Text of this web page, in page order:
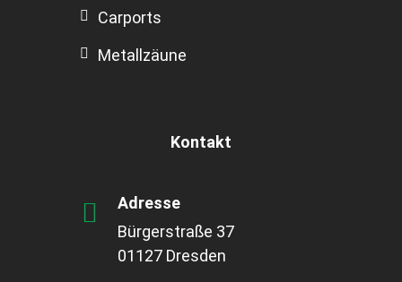
Carports
Metallzäune
Kontakt
Adresse
Bürgerstraße 37
01127 Dresden